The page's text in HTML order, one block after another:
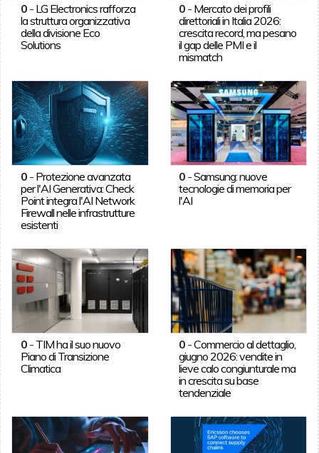
0- LG Electronics rafforza
la struttura organizzativa
della divisione Eco
Solutions
0 - Mercato dei profili
direttoriali in Italia 2026:
crescita record, ma pesano
il gap delle PMI e il
mismatch
0- Protezione avanzata
per l'AI Generativa: Check
Point integra l'AI Network
Firewall nelle infrastrutture
esistenti
0 -Samsung: nuove
tecnologie di memoria per
l'AI
0- TIM ha il suo nuovo
Piano di Transizione
Climatica
0 -Commercio al dettaglio,
giugno 2026: vendite in
lieve calo congiunturale ma
in crescita su base
tendenziale